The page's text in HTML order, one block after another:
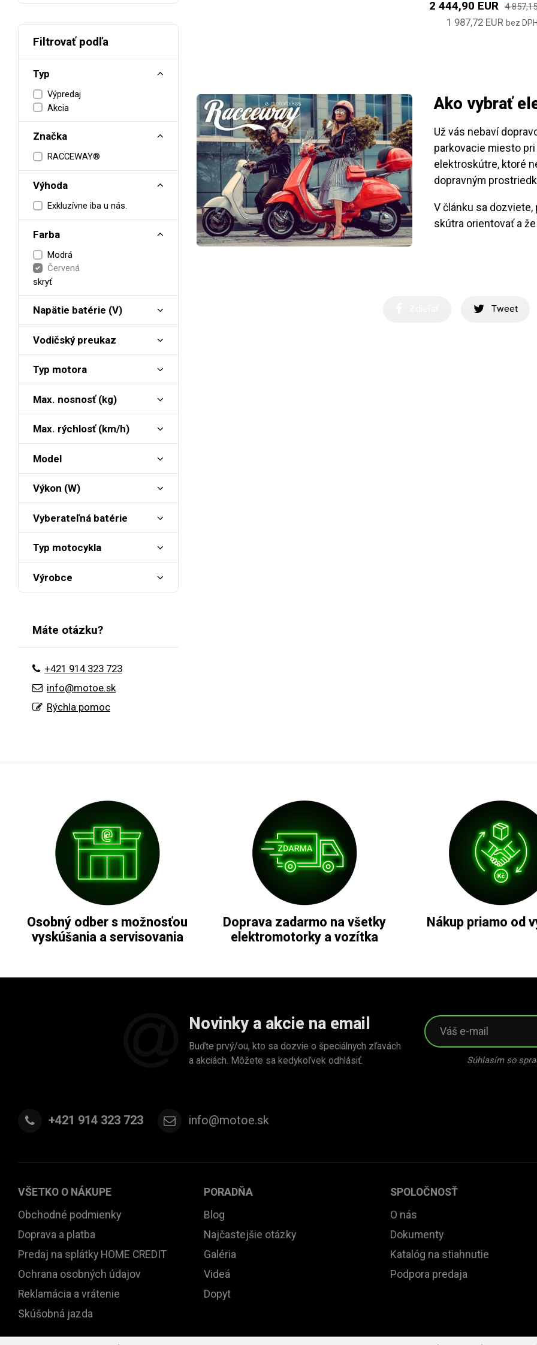
Filtrovať podľa
Typ
Výpredaj
Akcia
Značka
RACCEWAY®
Výhoda
Exkluzívne iba u nás.
Farba
Modrá
Červená
skryť
Napätie batérie (V)
Vodičský preukaz
Typ motora
Max. nosnosť (kg)
Max. rýchlosť (km/h)
Model
Výkon (W)
Vyberateľná batérie
Typ motocykla
Výrobce
Máte otázku?
+421 914 323 723
info@motoe.sk
Rýchla pomoc
2 444,90 EUR 4
1 987,72 EUR bez DPH
Ako vybrať
Už vás nebaví
parkovacie miesto
elektroskútre, ktoré
dopravným
V článku sa
skútra orientovať a
Tweet
Osobný odber s možnosťou
vyskúšania a servisovania
Doprava zadarmo na všetky
elektromotorky a vozítka
Nákup priamo od
Novinky a akcie na email
Buďte prvý/ou, kto sa dozvie o špeciálnych zľavách
a akciách. Môžete sa kedykoľvek odhlásiť.
Súhlasím so
+421 914 323 723 info@motoe.sk
VŠETKO O NÁKUPE
Obchodné podmienky
Doprava a platba
Predaj na splátky HOME CREDIT
Ochrana osobných údajov
Reklamácia a vrátenie
Skúšobná jazda
PORADŇA
Blog
Najčastejšie otázky
Galéria
Videá
Dopyt
SPOLOČNOSŤ
O nás
Dokumenty
Katalóg na stiahnutie
Podpora predaja